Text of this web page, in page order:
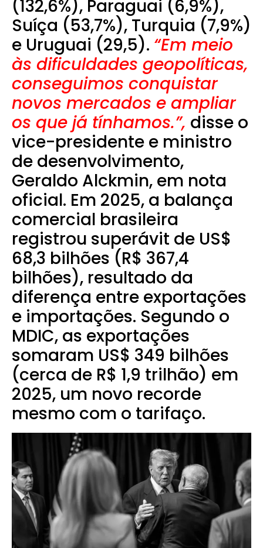
(132,6%), Paraguai (6,9%),
Suíça (53,7%), Turquia (7,9%)
e Uruguai (29,5). “Em meio
às dificuldades geopolíticas,
conseguimos conquistar
novos mercados e ampliar
os que já tínhamos.”, disse o
vice-presidente e ministro
de desenvolvimento,
Geraldo Alckmin, em nota
oficial. Em 2025, a balança
comercial brasileira
registrou superávit de US$
68,3 bilhões (R$ 367,4
bilhões), resultado da
diferença entre exportações
e importações. Segundo o
MDIC, as exportações
somaram US$ 349 bilhões
(cerca de R$ 1,9 trilhão) em
2025, um novo recorde
mesmo com o tarifaço.